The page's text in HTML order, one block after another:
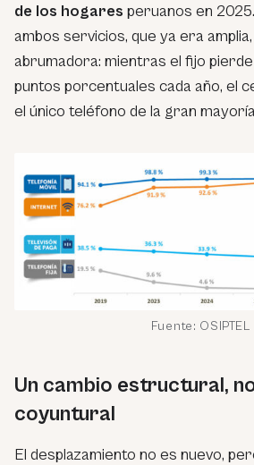
de los hogares peruanos en
ambos servicios, que ya era
abrumadora: mientras el fijo
puntos porcentuales cada año, el
el único teléfono de la gran
Fuente: OSIPTEL
Un cambio estructural,
coyuntural
El desplazamiento no es nuevo,